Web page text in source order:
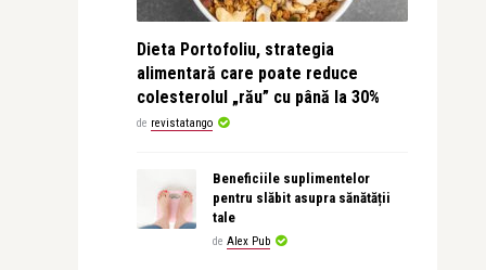
Dieta Portofoliu, strategia
alimentară care poate reduce
colesterolul „rău” cu până la 30%
de revistatango
Beneficiile suplimentelor
pentru slăbit asupra sănătății
tale
de Alex Pub